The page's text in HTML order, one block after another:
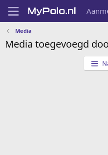
Media
Media toegevoegd